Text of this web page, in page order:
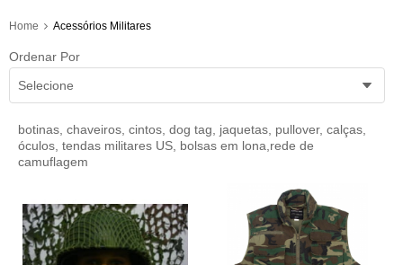
Home Acessórios Militares
Ordenar Por
Selecione
botinas, chaveiros, cintos, dog tag, jaquetas, pullover, calças,
óculos, tendas militares US, bolsas em lona,rede de
camuflagem